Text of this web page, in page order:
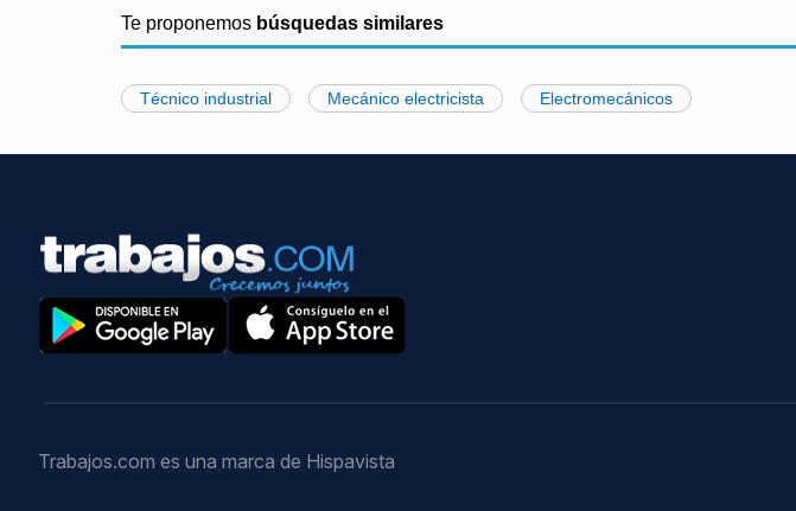
Te proponemos búsquedas similares
Técnico industrial Mecánico electricista Electromecánicos
Trabajos.com es una marca de Hispavista